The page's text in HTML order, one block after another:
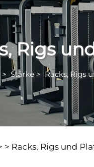
Rigs
> Stärke > Racks, Rigs
> Racks, Rigs und